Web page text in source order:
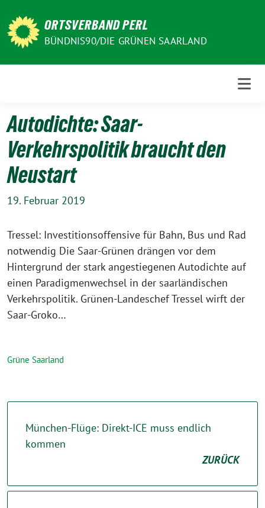
zum
Inhalt
ORTSVERBAND PERL
BÜNDNIS90/DIE GRÜNEN SAARLAND
Autodichte: Saar-
Verkehrspolitik braucht den
Neustart
19. Februar 2019
Tressel: Investitionsoffensive für Bahn, Bus und Rad
notwendig Die Saar-Grünen drängen vor dem
Hintergrund der stark angestiegenen Autodichte auf
einen Paradigmenwechsel in der saarländischen
Verkehrspolitik. Grünen-Landeschef Tressel wirft der
Saar-Groko…
Grüne Saarland
München-Flüge: Direkt-ICE muss endlich
kommen
ZURÜCK